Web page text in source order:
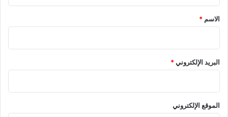
*
الاسم *
البريد الإلكتروني*
الموقع الإلكتروني